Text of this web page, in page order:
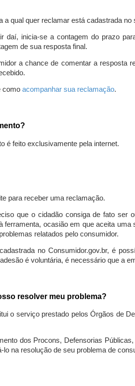
qual quer reclamar está cadastrada no
daí, inicia-se a contagem do prazo
de sua resposta final.
a chance de comentar a resposta
como acompanhar sua reclamação.
é feito exclusivamente pela internet.
para receber uma reclamação.
que o cidadão consiga de fato ser
ocasião em que aceita
relatados pelo consumidor.
no Consumidor.gov.br, é
é voluntária, é necessário que a
resolver meu problema?
o serviço prestado pelos Órgãos de
dos Procons, Defensorias
na resolução de seu problema de